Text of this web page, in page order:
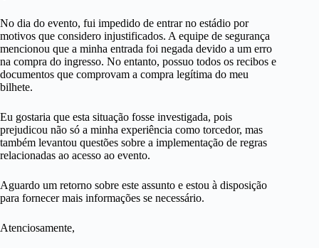
No dia do evento, fui impedido de entrar no estádio por
motivos que considero injustificados. A equipe de segurança
mencionou que a minha entrada foi negada devido a um erro
na compra do ingresso. No entanto, possuo todos os recibos e
documentos que comprovam a compra legítima do meu
bilhete.
Eu gostaria que esta situação fosse investigada, pois
prejudicou não só a minha experiência como torcedor, mas
também levantou questões sobre a implementação de regras
relacionadas ao acesso ao evento.
Aguardo um retorno sobre este assunto e estou à disposição
para fornecer mais informações se necessário.
Atenciosamente,